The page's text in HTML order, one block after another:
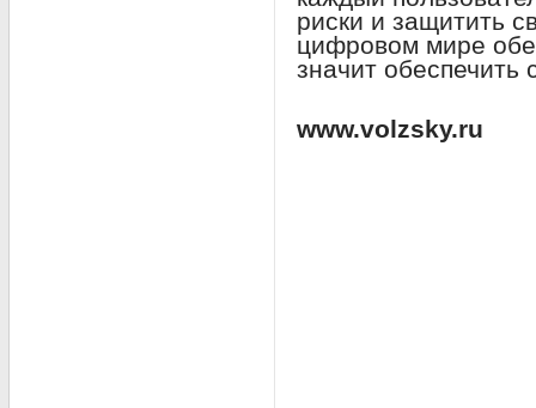
риски и защитить
цифровом мире
значит обеспечить
www.volzsky.ru